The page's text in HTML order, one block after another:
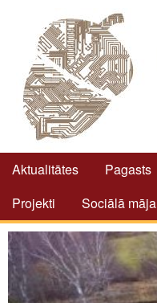
Aktualitātes Pagasts
Projekti
Sociālā māja